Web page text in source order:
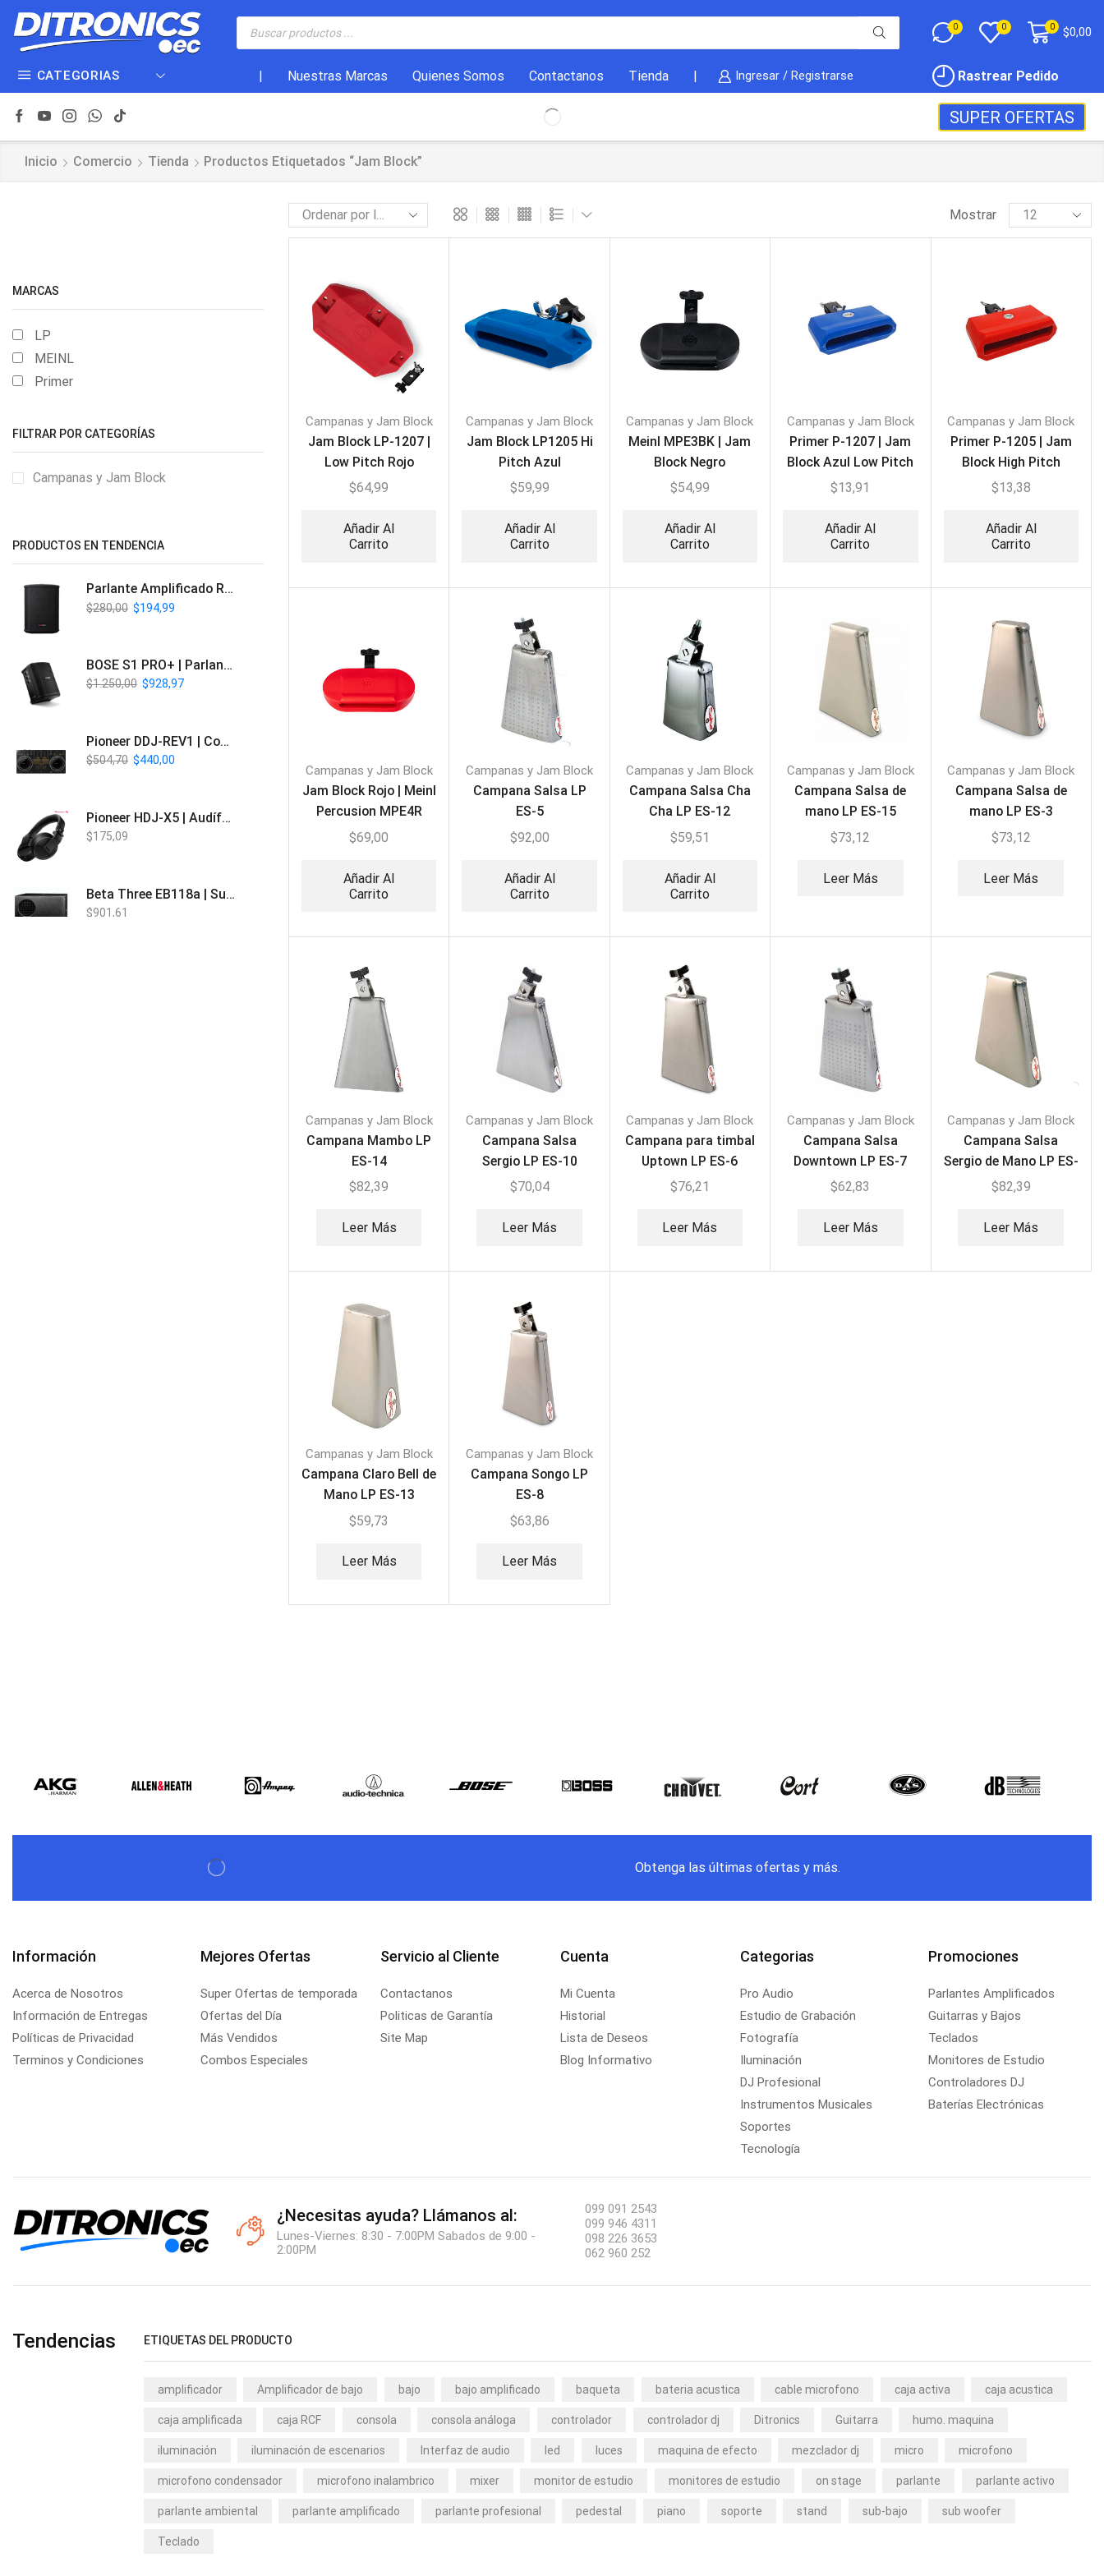
0 0 0 $0,00
CATEGORIAS Nuestras Marcas Quienes Somos Contactanos Tienda Ingresar / Registrarse Rastrear Pedido
SUPER OFERTAS
Inicio Comercio Tienda Productos Etiquetados “jam Block”
Mostrar
Campanas y Jam Block
Jam Block LP-1207 |
Low Pitch Rojo
$64,99
Añadir Al
Carrito
Campanas y Jam Block
Jam Block LP1205 Hi
Pitch Azul
$59,99
Añadir Al
Carrito
Campanas y Jam Block
Meinl MPE3BK | Jam
Block Negro
$54,99
Añadir Al
Carrito
Campanas y Jam Block
Primer P-1207 | Jam
Block Azul Low Pitch
$13,91
Añadir Al
Carrito
Campanas y Jam Block
Primer P-1205 | Jam
Block High Pitch
$13,38
Añadir Al
Carrito
Campanas y Jam Block
Jam Block Rojo | Meinl
Percusion MPE4R
$69,00
Añadir Al
Carrito
Campanas y Jam Block
Campana Salsa LP
ES-5
$92,00
Añadir Al
Carrito
Campanas y Jam Block
Campana Salsa Cha
Cha LP ES-12
$59,51
Añadir Al
Carrito
Campanas y Jam Block
Campana Salsa de
mano LP ES-15
$73,12
Leer Más
Campanas y Jam Block
Campana Salsa de
mano LP ES-3
$73,12
Leer Más
Campanas y Jam Block
Campana Mambo LP
ES-14
$82,39
Leer Más
Campanas y Jam Block
Campana Salsa
Sergio LP ES-10
$70,04
Leer Más
Campanas y Jam Block
Campana para timbal
Uptown LP ES-6
$76,21
Leer Más
Campanas y Jam Block
Campana Salsa
Downtown LP ES-7
$62,83
Leer Más
Campanas y Jam Block
Campana Salsa
Sergio de Mano LP ES-
9
$82,39
Leer Más
Campanas y Jam Block
Campana Claro Bell de
Mano LP ES-13
$59,73
Leer Más
Campanas y Jam Block
Campana Songo LP
ES-8
$63,86
Leer Más
MARCAS
LP
MEINL
Primer
FILTRAR POR CATEGORÍAS
Campanas y Jam Block
PRODUCTOS EN TENDENCIA
Parlante Amplificado Recargable BT | Italy Audio ITL-PRO11
$280,00 $194,99
BOSE S1 PRO+ | Parlante Profesional PA Inalámbrico
$1.250,00 $928,97
Pioneer DDJ-REV1 | Controlador DJ de 2 canales estilo Scratch
$504,70 $440,00
Pioneer HDJ-X5 | Audífonos para DJ
$175,09
Beta Three EB118a | Sub Bajo Activo
$901,61
Obtenga las últimas ofertas y más.
Información
Acerca de Nosotros
Información de Entregas
Políticas de Privacidad
Terminos y Condiciones
Mejores Ofertas
Super Ofertas de temporada
Ofertas del Día
Más Vendidos
Combos Especiales
Servicio al Cliente
Contactanos
Politicas de Garantía
Site Map
Cuenta
Mi Cuenta
Historial
Lista de Deseos
Blog Informativo
Categorias
Pro Audio
Estudio de Grabación
Fotografía
Iluminación
DJ Profesional
Instrumentos Musicales
Soportes
Tecnología
Promociones
Parlantes Amplificados
Guitarras y Bajos
Teclados
Monitores de Estudio
Controladores DJ
Baterías Electrónicas
¿Necesitas ayuda? Llámanos al:
Lunes-Viernes: 8:30 - 7:00PM Sabados de 9:00 -
2:00PM
099 091 2543
099 946 4311
098 226 3653
062 960 252
Tendencias ETIQUETAS DEL PRODUCTO
amplificador Amplificador de bajo bajo bajo amplificado baqueta bateria acustica cable microfono caja activa caja acustica
caja amplificada caja RCF consola consola análoga controlador controlador dj Ditronics Guitarra humo. maquina
iluminación iluminación de escenarios Interfaz de audio led luces maquina de efecto mezclador dj micro microfono
microfono condensador microfono inalambrico mixer monitor de estudio monitores de estudio on stage parlante parlante activo
parlante ambiental parlante amplificado parlante profesional pedestal piano soporte stand sub-bajo sub woofer
Teclado